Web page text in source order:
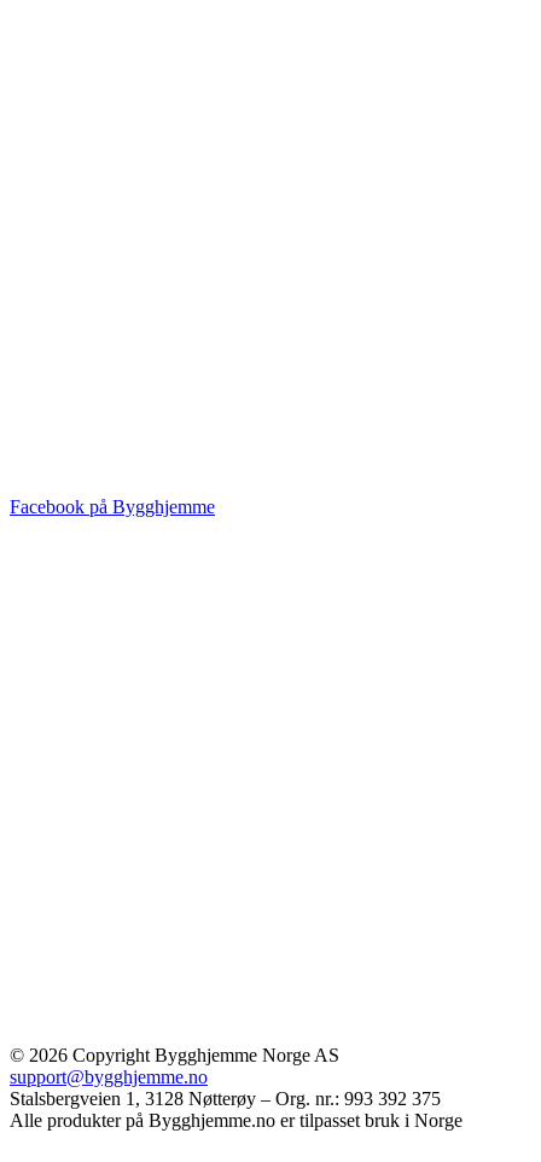
Facebook på Bygghjemme
© 2026 Copyright Bygghjemme Norge AS
support@bygghjemme.no
Stalsbergveien 1, 3128 Nøtterøy – Org. nr.: 993 392 375
Alle produkter på Bygghjemme.no er tilpasset bruk i Norge